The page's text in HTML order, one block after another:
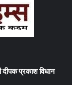
दीपक प्रकाश विधान